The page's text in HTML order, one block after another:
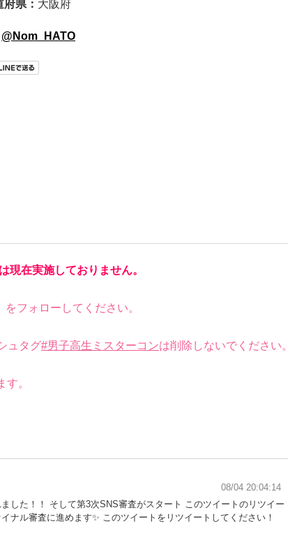
府県： 大阪府
@Nom_HATO
現在実施しておりません。
をフォローしてください。
ュタグ#男子高生ミスターコンは削除しないでください。
。
した！！ そして第3次SNS審査がスタート このツイートのリツイー
ナル審査に進めます✨ このツイートをリツイートしてください！
08/04 20:04:14